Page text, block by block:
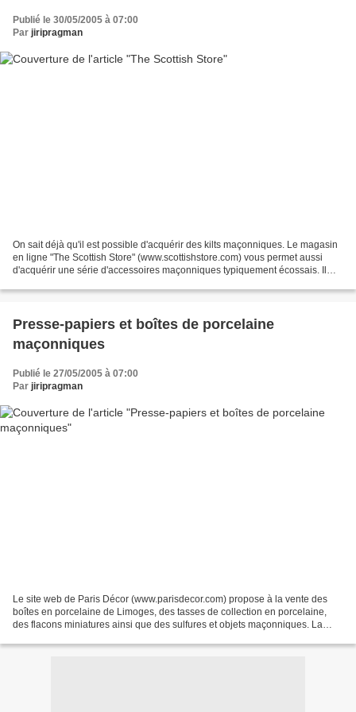
Publié le 30/05/2005 à 07:00
Par jiripragman
On sait déjà qu'il est possible d'acquérir des kilts maçonniques. Le magasin
en ligne "The Scottish Store" (www.scottishstore.com) vous permet aussi
d'acquérir une série d'accessoires maçonniques typiquement écossais. Il
Presse-papiers et boîtes de porcelaine
maçonniques
Publié le 27/05/2005 à 07:00
Par jiripragman
Le site web de Paris Décor (www.parisdecor.com) propose à la vente des
boîtes en porcelaine de Limoges, des tasses de collection en porcelaine,
des flacons miniatures ainsi que des sulfures et objets maçonniques. La